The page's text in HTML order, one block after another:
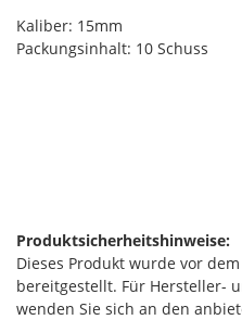
Kaliber: 15mm
Packungsinhalt: 10 Schuss
Produktsicherheitshinweise:
Dieses Produkt wurde vor
bereitgestellt. Für Hersteller-
wenden Sie sich an den